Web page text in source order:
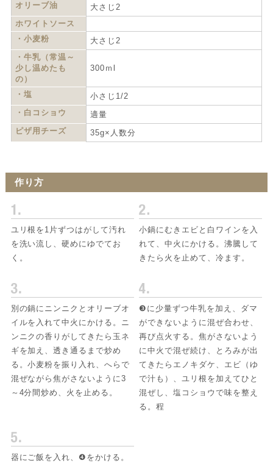
オリーブ油
大さじ2
ホワイトソース
・小麦粉
大さじ2
・牛乳（常温～
少し温めたも
の）
300ｍl
・塩
小さじ1/2
・白コショウ
適量
ピザ用チーズ
35g×人数分
作り方
ユリ根を1片ずつはがして汚れ
を洗い流し、硬めにゆでてお
く。
小鍋にむきエビと白ワインを入
れて、中火にかける。沸騰して
きたら火を止めて、冷ます。
別の鍋にニンニクとオリーブオ
イルを入れて中火にかける。ニ
ンニクの香りがしてきたら玉ネ
ギを加え、透き通るまで炒め
る。小麦粉を振り入れ、へらで
混ぜながら焦がさないように3
～4分間炒め、火を止める。
❸に少量ずつ牛乳を加え、ダマ
ができないように混ぜ合わせ、
再び点火する。焦がさないよう
に中火で混ぜ続け、とろみが出
てきたらエノキダケ、エビ（ゆ
で汁も）、ユリ根を加えてひと
混ぜし、塩コショウで味を整え
る。程
器にご飯を入れ、❹をかける。